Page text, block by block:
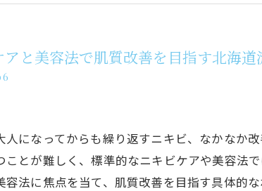
アと美容法で肌質改善を目指す北海道
人になってからも繰り返すニキビ、なかなか
ことが難しく、標準的なニキビケアや美容法
容法に焦点を当て、肌質改善を目指す具体的